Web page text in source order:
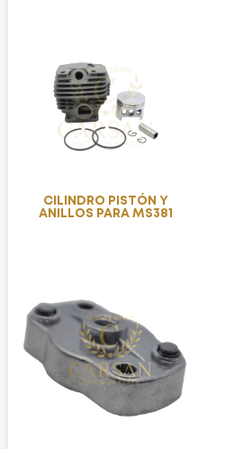
CILINDRO PISTÓN Y
ANILLOS PARA MS381